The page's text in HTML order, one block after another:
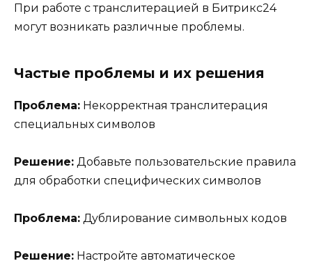
При работе с транслитерацией в Битрикс24
могут возникать различные проблемы.
Частые проблемы и их решения
Проблема: Некорректная транслитерация
специальных символов
Решение: Добавьте пользовательские правила
для обработки специфических символов
Проблема: Дублирование символьных кодов
Решение: Настройте автоматическое